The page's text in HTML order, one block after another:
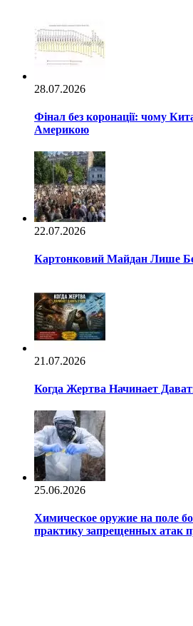
28.07.2026
Фінал без коронації: чому
Америкою
22.07.2026
Картонковий Майдан Лише
21.07.2026
Когда Жертва Начинает
25.06.2026
Химическое оружие на поле
практику запрещенных атак